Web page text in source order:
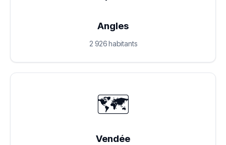
Angles
2 926 habitants
🗺️
Vendée